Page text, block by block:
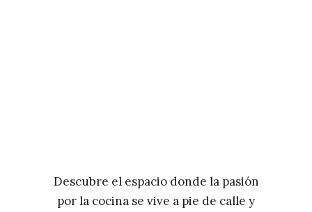
Descubre el espacio donde la pasión
por la cocina se vive a pie de calle y